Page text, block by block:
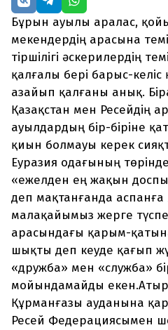
Бұрын ауылы аралас,
мекендердің арасына
тіршілігі әскерилердің
қалғалы бері барыс-
азайып қалғаны анық.
Қазақстан мен Ресейдің
ауылдардың бір-біріне
қиын болмауы керек
Еуразия одағының
«ежелден ең жақын
деп мақтанғанда аспанға
малақайымыз жерге
арасындағы қарым-
шықты деп кеуде қағып
«дружба» мен «служба»
мойындамайды
Құрманғазы ауданына
Ресей Федерациясымен